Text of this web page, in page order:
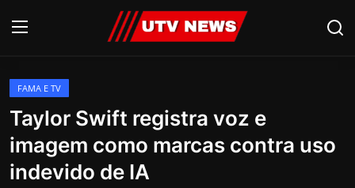
AO VIVO
PIRACICABA
CAMPINAS
FAMA E TV
Taylor Swift registra voz e
imagem como marcas contra uso
indevido de IA